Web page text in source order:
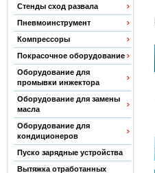
Стенды сход развала
Пневмоинструмент
Компрессоры
Покрасочное оборудование
Оборудование для
промывки инжектора
Оборудование для замены
масла
Оборудование для
кондиционеров
Пуско зарядные устройства
Вытяжка отработанных